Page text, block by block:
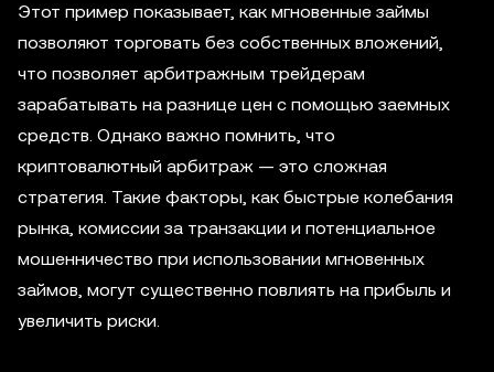
Этот пример показывает, как мгновенные займы
позволяют торговать без собственных вложений,
что позволяет арбитражным трейдерам
зарабатывать на разнице цен с помощью заемных
средств. Однако важно помнить, что
криптовалютный арбитраж — это сложная
стратегия. Такие факторы, как быстрые колебания
рынка, комиссии за транзакции и потенциальное
мошенничество при использовании мгновенных
займов, могут существенно повлиять на прибыль и
увеличить риски.